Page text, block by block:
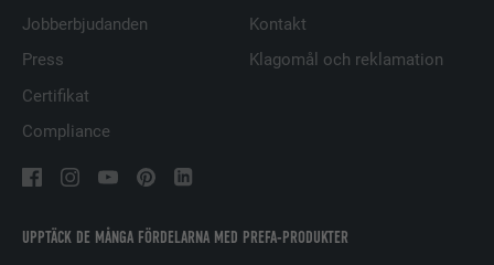
UPPTÄCK DE MÅNGA FÖRDELARNA MED PREFA-PRODUKTER
Jobberbjudanden
Press
Certifikat
Compliance
Kontakt
Klagomål och reklamation
LEVERANTÖRER
ÄNDAMÅL
relevanta annonser baserat på